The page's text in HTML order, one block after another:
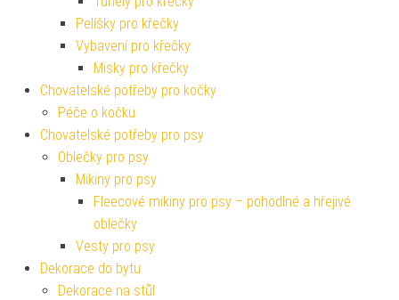
Pelíšky pro křečky
Vybavení pro křečky
Misky pro křečky
Chovatelské potřeby pro kočky
Péče o kočku
Chovatelské potřeby pro psy
Oblečky pro psy
Mikiny pro psy
Fleecové mikiny pro psy – pohodlné a hřejivé
oblečky
Vesty pro psy
Dekorace do bytu
Dekorace na stůl